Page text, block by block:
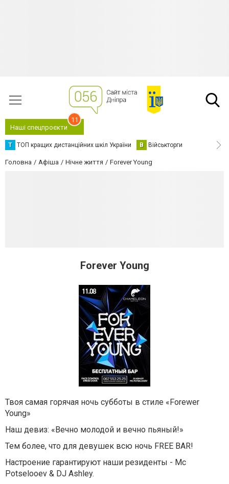
Наші спецпроєкти
11
Т ТОП кращих дистанційних шкіл України В Військторги
Головна Афіша Нічне життя Forever Young
Forever Young
Твоя самая горячая ночь субботы в стиле «Forewer
Young»
Наш девиз: «Вечно молодой и вечно пьяный!»
Тем более, что для девушек всю ночь FREE BAR!
Настроение гарантируют наши резиденты - Mc
Potselooev & DJ Ashley.